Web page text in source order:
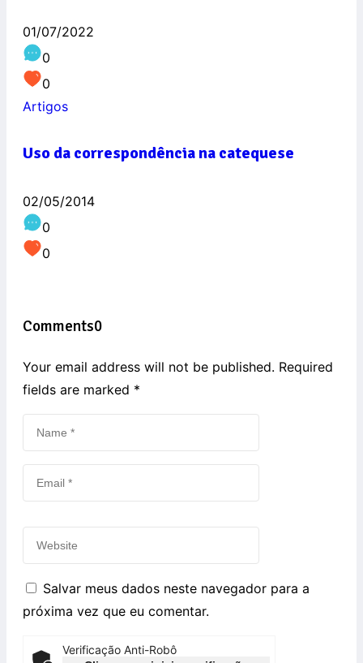
01/07/2022
0
0
Artigos
Uso da correspondência na catequese
02/05/2014
0
0
Comments0
Your email address will not be published. Required
fields are marked *
Salvar meus dados neste navegador para a
próxima vez que eu comentar.
Verificação Anti-Robô